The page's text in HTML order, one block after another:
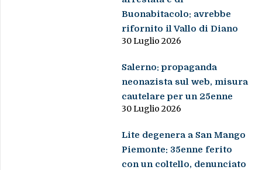
Buonabitacolo: avrebbe
rifornito il Vallo di Diano
30 Luglio 2026
Salerno: propaganda
neonazista sul web, misura
cautelare per un 25enne
30 Luglio 2026
Lite degenera a San Mango
Piemonte: 35enne ferito
con un coltello, denunciato